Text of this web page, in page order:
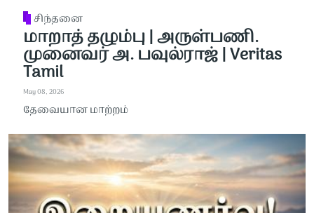
சிந்தனை
மாறாத் தழும்பு | அருள்பணி.
முனைவர் அ. பவுல்ராஜ் | Veritas
Tamil
May 08, 2026
தேவையான மாற்றம்